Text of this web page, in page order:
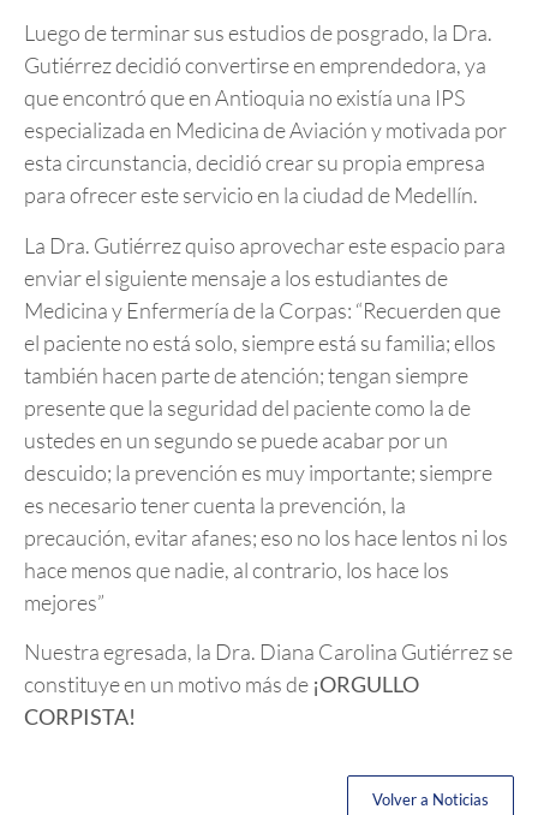
Luego de terminar sus estudios de posgrado, la Dra.
Gutiérrez decidió convertirse en emprendedora, ya
que encontró que en Antioquia no existía una IPS
especializada en Medicina de Aviación y motivada por
esta circunstancia, decidió crear su propia empresa
para ofrecer este servicio en la ciudad de Medellín.
La Dra. Gutiérrez quiso aprovechar este espacio para
enviar el siguiente mensaje a los estudiantes de
Medicina y Enfermería de la Corpas: “Recuerden que
el paciente no está solo, siempre está su familia; ellos
también hacen parte de atención; tengan siempre
presente que la seguridad del paciente como la de
ustedes en un segundo se puede acabar por un
descuido; la prevención es muy importante; siempre
es necesario tener cuenta la prevención, la
precaución, evitar afanes; eso no los hace lentos ni los
hace menos que nadie, al contrario, los hace los
mejores”
Nuestra egresada, la Dra. Diana Carolina Gutiérrez se
constituye en un motivo más de ¡ORGULLO
CORPISTA!
Volver a Noticias